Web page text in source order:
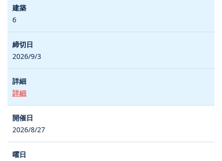
6
2026/9/3
詳細
2026/8/27